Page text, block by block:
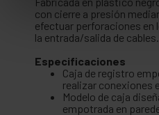
con cierre a presión
efectuar perforaciones en
la entrada/salida de cables.
Especificaciones
Caja de registro
realizar conexiones
Modelo de caja
empotrada en